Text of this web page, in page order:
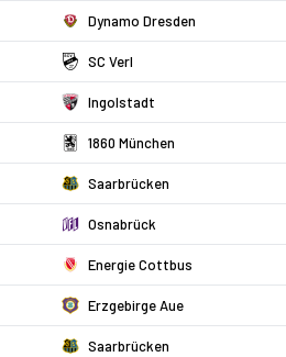
Dynamo Dresden
SC Verl
Ingolstadt
1860 München
Saarbrücken
Osnabrück
Energie Cottbus
Erzgebirge Aue
Saarbrücken